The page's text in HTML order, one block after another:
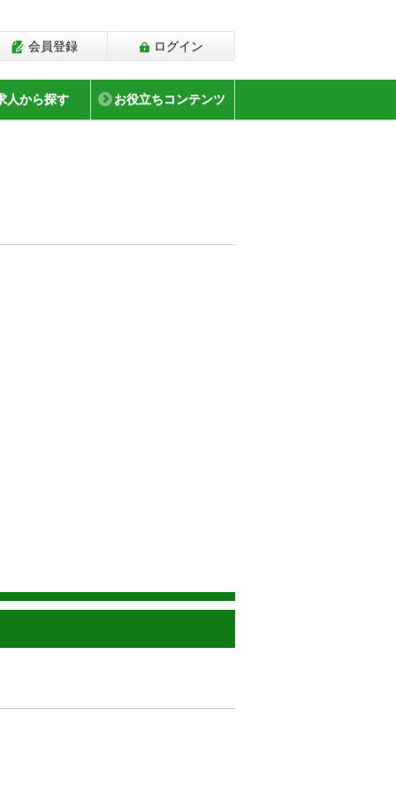
ログイン
会員登録
人から探す お役立ちコンテンツ